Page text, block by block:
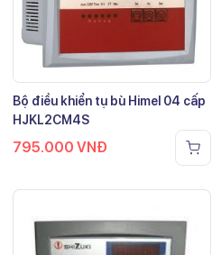
Bộ điều khiển tụ bù Himel 04 cấp
HJKL2CM4S
795.000 VNĐ